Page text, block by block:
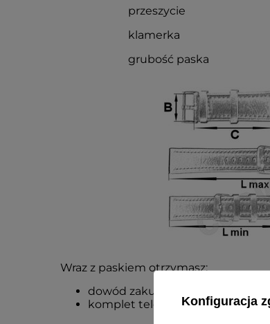
przeszycie
klamerka
grubość paska
Wraz z paskiem otrzymasz:
dowód zakupu - paragon lub
komplet teleskopówKonfiguracja